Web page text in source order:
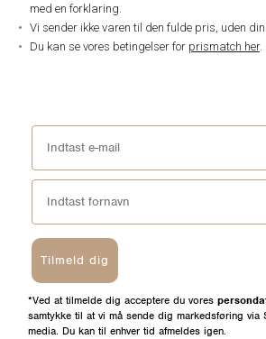
med en forklaring.
Vi sender ikke varen til den fulde pris, uden din
Du kan se vores betingelser for prismatch her.
Tilmeld dig
*Ved at tilmelde dig acceptere du vores
samtykke til at vi må sende dig markedsføring
media. Du kan til enhver tid afmeldes igen.